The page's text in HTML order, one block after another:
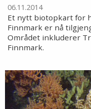
06.11.2014
Et nytt biotopkart for
Finnmark er nå
Området inkluderer
Finnmark.